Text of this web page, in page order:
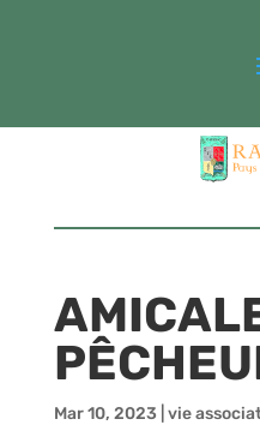
Mar 10, 2023 vie